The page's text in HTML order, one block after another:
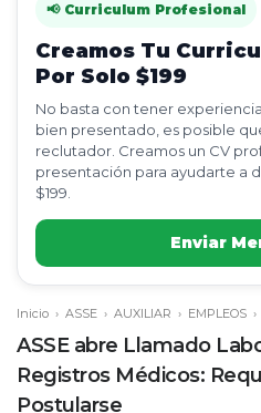
📢 Curriculum Profesional
Creamos Tu
Por Solo $199
No basta con tener
bien presentado, es posible
reclutador. Creamos un CV
presentación para ayudarte a
$199.
Enviar
Inicio › ASSE › AUXILIAR › EMPLEOS ›
ASSE abre Llamado
Registros Médicos:
Postularse